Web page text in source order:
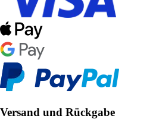
Versand und Rückgabe